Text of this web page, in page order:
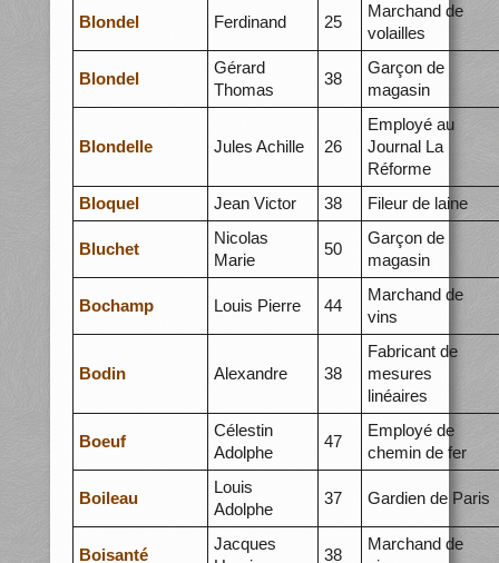
Blondel Ferdinand 25
Marchand de
volailles
Blondel
Gérard
Thomas
38
Garçon de
magasin
Blondelle Jules Achille 26
Employé au
Journal La
Réforme
Bloquel
Jean Victor 38 Fileur de laine
Bluchet
Nicolas
Marie
50
Garçon de
magasin
Bochamp Louis Pierre 44
Marchand de
vins
Bodin Alexandre 38
Fabricant de
mesures
linéaires
Boeuf
Célestin
Adolphe
47
Employé de
chemin de fer
Boileau
Louis
Adolphe
37 Gardien de Paris
Boisanté
Jacques
38
Marchand de